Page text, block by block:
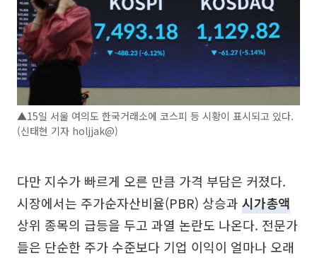
▲15일 서울 여의도 한국거래소에 코스피 등 시황이 표시되고 있다.
(신태현 기자 holjjak@)
다만 지수가 빠르게 오른 만큼 가격 부담은 커졌다.
시장에서는 주가순자산비율(PBR) 상승과 시가총액
상위 종목의 급등을 두고 과열 논란도 나온다. 전문가
들은 단순한 주가 수준보다 기업 이익이 얼마나 오래